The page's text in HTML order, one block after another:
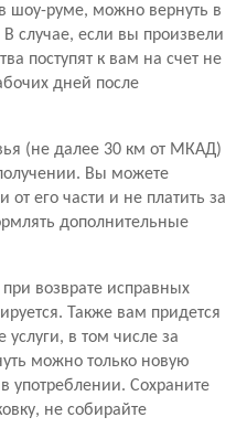
шоу-руме, можно вернуть в
случае, если вы произвели
поступят к вам на счет не
дней после
(не далее 30 км от МКАД)
Вы можете
от его части и не платить за
дополнительные
возврате исправных
Также вам придется
услуги, в том числе за
можно только новую
употреблении. Сохраните
не собирайте